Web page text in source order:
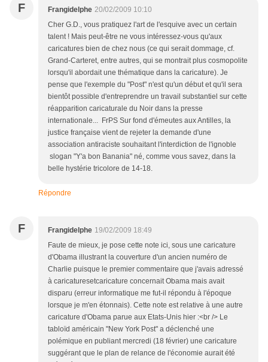
F Frangidelphe 20/02/2009 10:10
Cher G.D., vous pratiquez l'art de l'esquive avec un certain
talent ! Mais peut-être ne vous intéressez-vous qu'aux
caricatures bien de chez nous (ce qui serait dommage, cf.
Grand-Carteret, entre autres, qui se montrait plus cosmopolite
lorsqu'il abordait une thématique dans la caricature). Je
pense que l'exemple du "Post" n'est qu'un début et qu'il sera
bientôt possible d'entreprendre un travail substantiel sur cette
réapparition caricaturale du Noir dans la presse
internationale... FrPS Sur fond d'émeutes aux Antilles, la
justice française vient de rejeter la demande d'une
association antiraciste souhaitant l'interdiction de l'ignoble
slogan "Y'a bon Banania" né, comme vous savez, dans la
belle hystérie tricolore de 14-18.
Répondre
F Frangidelphe 19/02/2009 18:49
Faute de mieux, je pose cette note ici, sous une caricature
d'Obama illustrant la couverture d'un ancien numéro de
Charlie puisque le premier commentaire que j'avais adressé
à caricaturesetcaricature concernait Obama mais avait
disparu (erreur informatique me fut-il répondu à l'époque
lorsque je m'en étonnais). Cette note est relative à une autre
caricature d'Obama parue aux Etats-Unis hier :<br /> Le
tabloïd américain "New York Post" a déclenché une
polémique en publiant mercredi (18 février) une caricature
suggérant que le plan de relance de l'économie aurait été